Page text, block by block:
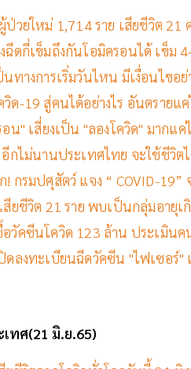
ป่วยใหม่ 1,714 ราย เสียชีวิต 21
ฉีดกี่เข็มถึงกันโอมิครอนได้ เข็ม
ทางการเริ่มวันไหน มีเงื่อนไขอย่
ด-19 สู่คนได้อย่างไร อันตรายแ
น" เสี่ยงเป็น "ลองโควิด" มากแ
กไม่นานประเทศไทย จะใช้ชีวิต
กรมปศุสัตว์ แจง “ COVID-
สียชีวิต 21 ราย พบเป็นกลุ่มอายุเ
วัคซีนโควิด 123 ล้าน ประเมินค
ดลงทะเบียนฉีดวัคซีน "ไฟเซอร์"
ทศ(21 มิ.ย.65)